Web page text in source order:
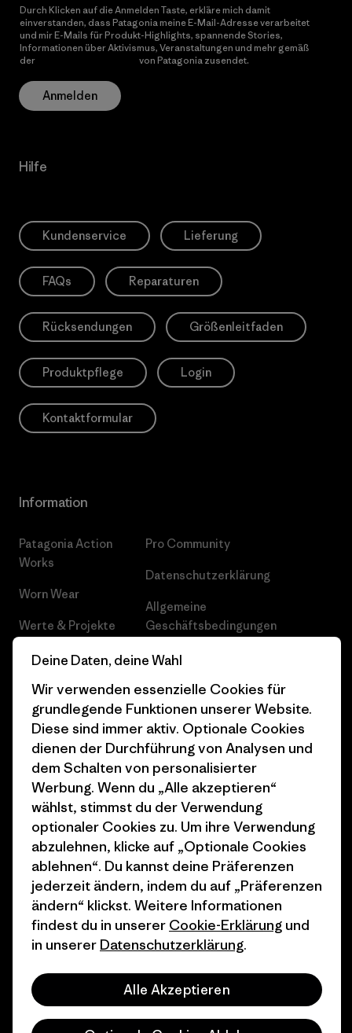
Durch Klicken auf die Anmelden Taste, erkläre mich damit
einverstanden, dass Patagonia meine E-Mail-Adresse verarbeitet
und mir E-Mails für Produkt-Highlights, spannende Stories,
Informationen über Aktivismus, Veranstaltungen und mehr gemäß
der
von Patagonia zusendet.
Anmelden
Hilfe
Kundenservice Lieferung
FAQs Reparaturen
Rücksendungen Größenleitfaden
Produktpflege Login
Kontaktformular
Information
Patagonia Action
Works
Worn Wear
Werte & Projekte
Progress Report
Business Unusual
Klimaziele
1% For The Planet
Wie wir finanzieren
Geschenkgutscheine
Stores in deiner Nähe
Pro Community
Datenschutzerklärung
Allgemeine
Geschäftsbedingungen
Cookie Einstellungen
Karriere
Pressekontakt
Industry program
Affiliate-Programm
Patagonia Schweiz
Seitenverzeichnis
© 2026 Patagonia, Inc. All Rights Reserved.
Deine Daten, deine Wahl
Wir verwenden essenzielle Cookies für
grundlegende Funktionen unserer Website.
Diese sind immer aktiv. Optionale Cookies
dienen der Durchführung von Analysen und
dem Schalten von personalisierter
Werbung. Wenn du „Alle akzeptieren“
wählst, stimmst du der Verwendung
optionaler Cookies zu. Um ihre Verwendung
abzulehnen, klicke auf „Optionale Cookies
ablehnen“. Du kannst deine Präferenzen
jederzeit ändern, indem du auf „Präferenzen
ändern“ klickst. Weitere Informationen
findest du in unserer Cookie-Erklärung und
in unserer Datenschutzerklärung.
Alle Akzeptieren